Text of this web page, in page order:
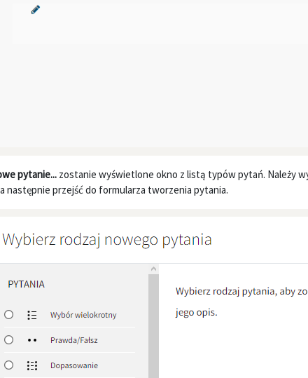
pytanie... zostanie wyświetlone okno z listą typów pytań. Należy
następnie przejść do formularza tworzenia pytania.